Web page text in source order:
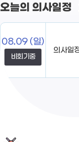
오늘의 의사일정
08.09 (일)
비회기중